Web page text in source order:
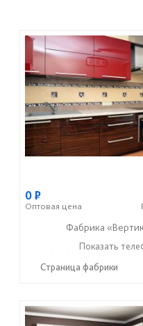
0Р
Оптовая цена
Фабрика
+7 (927) 38-059-88 ☎
Показать
Страница фабрики